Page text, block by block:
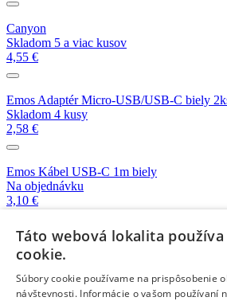
Canyon
Skladom 5 a viac kusov
4,55 €
Emos Adaptér Micro-USB/USB-C biely
Skladom 4 kusy
2,58 €
Emos Kábel USB-C 1m biely
Na objednávku
3,10 €
PremiumCord USB-C 3.1 na HDMI 1.8m
Skladom 2 kusy
19,89 €
Táto webová lokalita
cookie.
Súbory cookie používame na prispôsobenie
návštevnosti. Informácie o vašom používaní